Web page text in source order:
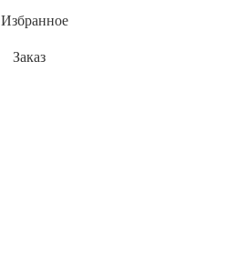
Избранное
Заказ